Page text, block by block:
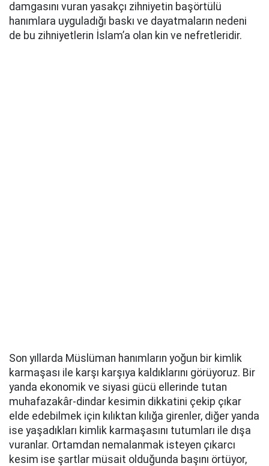
damgasını vuran yasakçı zihniyetin başörtülü
hanımlara uyguladığı baskı ve dayatmaların nedeni
de bu zihniyetlerin İslam’a olan kin ve nefretleridir.
Son yıllarda Müslüman hanımların yoğun bir kimlik
karmaşası ile karşı karşıya kaldıklarını görüyoruz. Bir
yanda ekonomik ve siyasi gücü ellerinde tutan
muhafazakâr-dindar kesimin dikkatini çekip çıkar
elde edebilmek için kılıktan kılığa girenler, diğer yanda
ise yaşadıkları kimlik karmaşasını tutumları ile dışa
vuranlar. Ortamdan nemalanmak isteyen çıkarcı
kesim ise şartlar müsait olduğunda başını örtüyor,